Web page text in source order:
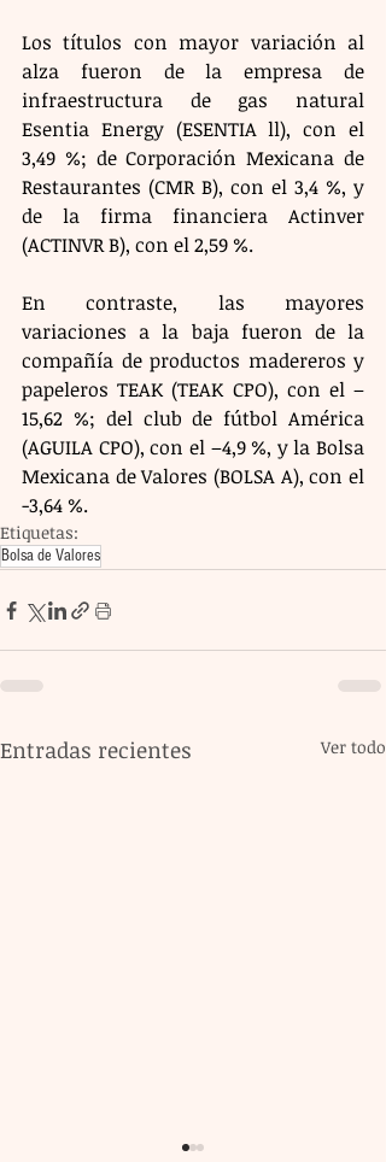
Los títulos con mayor variación al
alza fueron de la empresa de
infraestructura de gas natural
Esentia Energy (ESENTIA ll), con el
3,49 %; de Corporación Mexicana de
Restaurantes (CMR B), con el 3,4 %, y
de la firma financiera Actinver
(ACTINVR B), con el 2,59 %.
En contraste, las mayores
variaciones a la baja fueron de la
compañía de productos madereros y
papeleros TEAK (TEAK CPO), con el –
15,62 %; del club de fútbol América
(AGUILA CPO), con el –4,9 %, y la Bolsa
Mexicana de Valores (BOLSA A), con el
-3,64 %.
Etiquetas:
Bolsa de Valores
Entradas recientes Ver todo